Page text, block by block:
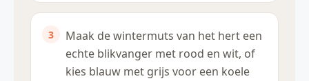
Maak de wintermuts van het hert een
echte blikvanger met rood en wit, of
kies blauw met grijs voor een koele